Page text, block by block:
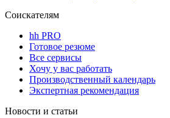
Соискателям
hh PRO
Готовое резюме
Все сервисы
Хочу у вас работать
Производственный календарь
Экспертная рекомендация
Новости и статьи